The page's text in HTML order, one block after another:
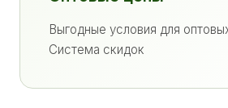
Выгодные условия для
Система скидок